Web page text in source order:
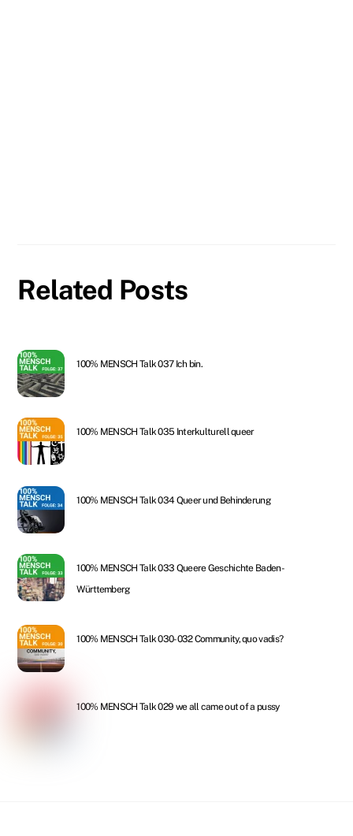
Related Posts
100% MENSCH Talk 037 Ich bin.
100% MENSCH Talk 035 Interkulturell queer
100% MENSCH Talk 034 Queer und Behinderung
100% MENSCH Talk 033 Queere Geschichte Baden-
Württemberg
100% MENSCH Talk 030-032 Community, quo vadis?
100% MENSCH Talk 029 we all came out of a pussy